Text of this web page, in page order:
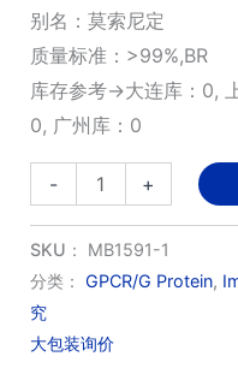
别名：莫索尼定
质量标准：>99%,BR
库存参考→大连库：0,
0, 广州库：0
-
Moxonidine
数
量
+
SKU： MB1591-1
分类： GPCR/G Protein,
究
大包装询价